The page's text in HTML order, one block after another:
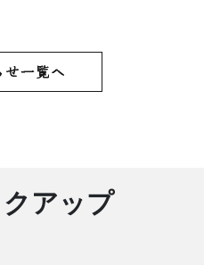
アップ